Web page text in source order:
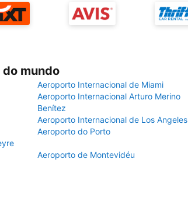
mundo
Aeroporto Internacional de Miami
Aeroporto Internacional Arturo Merino
Benítez
Aeroporto Internacional de Los Angeles
Aeroporto do Porto
Aeroporto de Montevidéu